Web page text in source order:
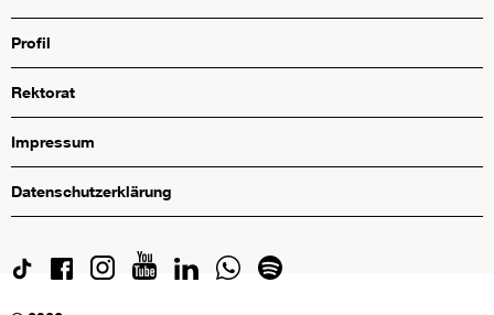
Profil
Rektorat
Impressum
Datenschutzerklärung